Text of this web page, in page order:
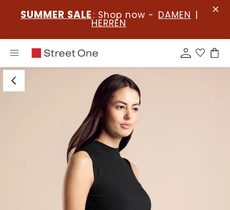
SUMMER SALE : Shop now - DAMEN |
HERREN